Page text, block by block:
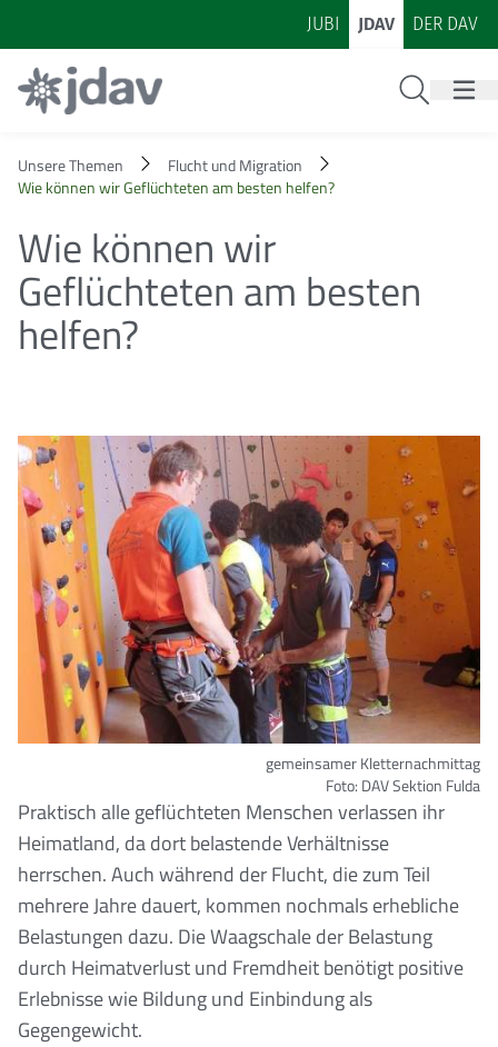
Zum Inhalt
Zur Footer-Navigation
JUBI JDAV DER DAV
Unsere Themen
Flucht und Migration
Wie können wir Geflüchteten am besten helfen?
Wie können wir
Geflüchteten am besten
helfen?
gemeinsamer Kletternachmittag
Foto: DAV Sektion Fulda
Praktisch alle geflüchteten Menschen verlassen ihr
Heimatland, da dort belastende Verhältnisse
herrschen. Auch während der Flucht, die zum Teil
mehrere Jahre dauert, kommen nochmals erhebliche
Belastungen dazu. Die Waagschale der Belastung
durch Heimatverlust und Fremdheit benötigt positive
Erlebnisse wie Bildung und Einbindung als
Gegengewicht.